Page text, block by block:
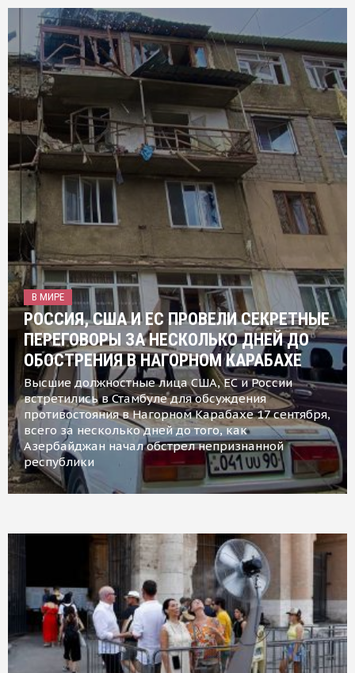
В МИРЕ
РОССИЯ, США И ЕС ПРОВЕЛИ СЕКРЕТНЫЕ
ПЕРЕГОВОРЫ ЗА НЕСКОЛЬКО ДНЕЙ ДО
ОБОСТРЕНИЯ В НАГОРНОМ КАРАБАХЕ
Высшие должностные лица США, ЕС и России
встретились в Стамбуле для обсуждения
противостояния в Нагорном Карабахе 17 сентября,
всего за несколько дней до того, как
Азербайджан начал обстрел непризнанной
республики